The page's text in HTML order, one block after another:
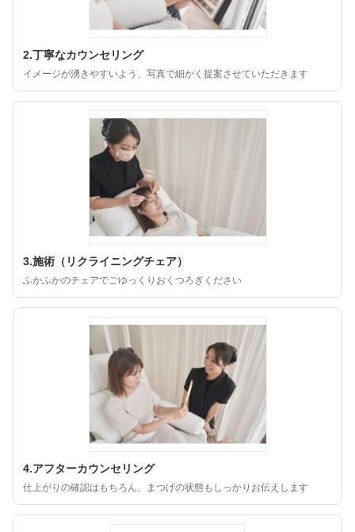
2.丁寧なカウンセリング
イメージが湧きやすいよう、写真で細かく提案させていただきます
3.施術（リクライニングチェア）
ふかふかのチェアでごゆっくりおくつろぎください
4.アフターカウンセリング
仕上がりの確認はもちろん、まつげの状態もしっかりお伝えします